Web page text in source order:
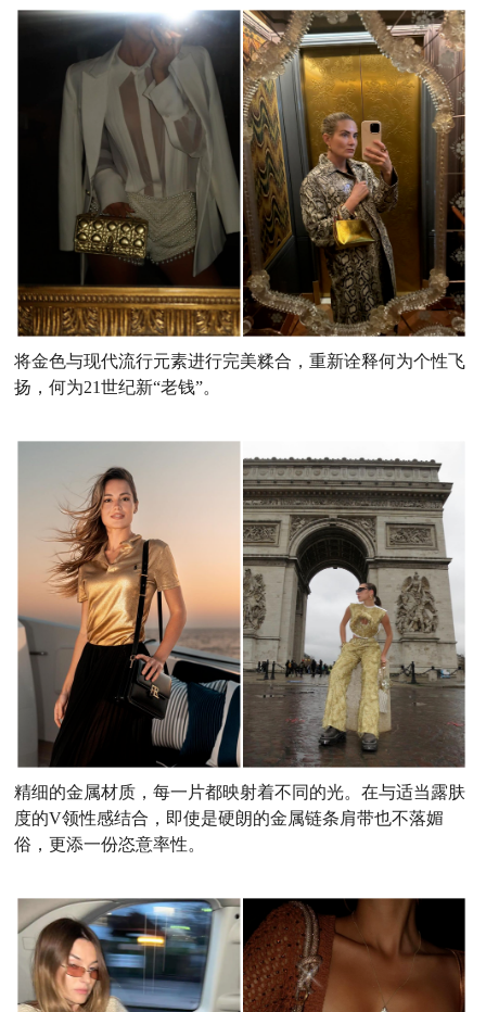
将金色与现代流行元素进行完美糅合，重新诠释何为个性飞
扬，何为21世纪新“老钱”。
精细的金属材质，每一片都映射着不同的光。在与适当露肤
度的V领性感结合，即使是硬朗的金属链条肩带也不落媚
俗，更添一份恣意率性。